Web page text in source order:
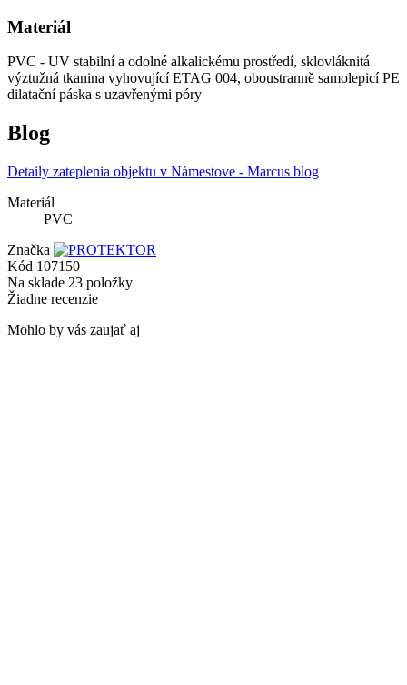
Materiál
PVC - UV stabilní a odolné alkalickému prostředí, sklovláknitá
výztužná tkanina vyhovující ETAG 004, oboustranně samolepicí PE
dilatační páska s uzavřenými póry
Blog
Detaily zateplenia objektu v Námestove - Marcus blog
Materiál
PVC
Značka
Kód 107150
Na sklade 23 položky
Žiadne recenzie
Mohlo by vás zaujať aj